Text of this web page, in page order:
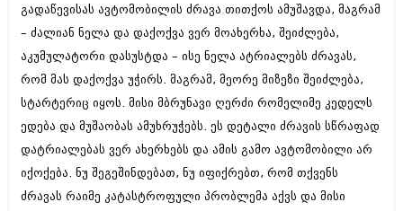
იუმორი
კალეიდოსკოპი
ჰოროსკოპი და შეუცნობელი
კრიმინალი
რომანი და დეტექტივი
სახალისო ამბები
კრიმინალი
რომანი და დეტექტივი
სახალისო ამბები
შოუბიზნესი
დაიჯესტი
ქალი და მამაკაცი
გადაწევისას ავტომობილის ძრავა თითქოს ამუშავდა, მაგრამ
– ძალიან ნელა და დაქოქვა ვერ მოახერხა, შეიძლება,
აკუმულატორი დასუსტდა – ისე ნელა ატრიალებს ძრავას,
რომ მას დაქოქვა უჭირს. მაგრამ, მეორე მიზეზი შეიძლება,
სტარტერიც იყოს. მისი მბრუნავი ღერძი რომელიმე კედელს
ედება და მუშაობას ამუხრუჭებს. ეს დეტალი ძრავის სწრაფად
დატრიალებას ვერ ახერხებს და ამის გამო ავტომობილი არ
იქოქება. ნუ შეგეშინდებათ, ნუ იფიქრებთ, რომ თქვენს
ძრავას რაიმე კატასტროფული პრობლემა აქვს და მისი